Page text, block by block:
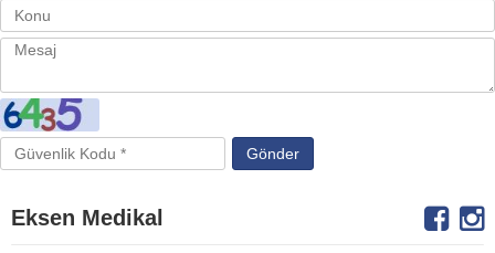
Eksen Medikal